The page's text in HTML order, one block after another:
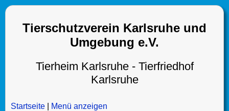
Tierschutzverein Karlsruhe und
Umgebung e.V.
Tierheim Karlsruhe - Tierfriedhof
Karlsruhe
Startseite Menü anzeigen